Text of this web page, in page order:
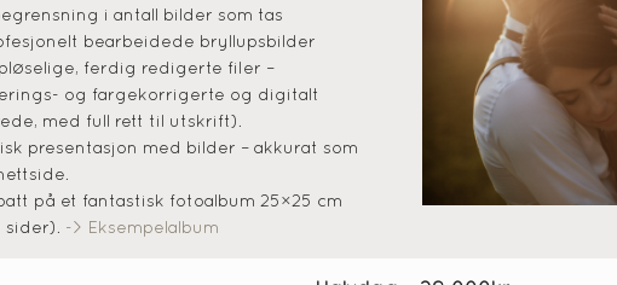
i antall bilder som tas
bearbeidede bryllupsbilder
ferdig redigerte filer –
og fargekorrigerte og digitalt
med full rett til utskrift).
presentasjon med bilder – akkurat som
på et fantastisk fotoalbum 25×25 cm
sider). -> Eksempelalbum